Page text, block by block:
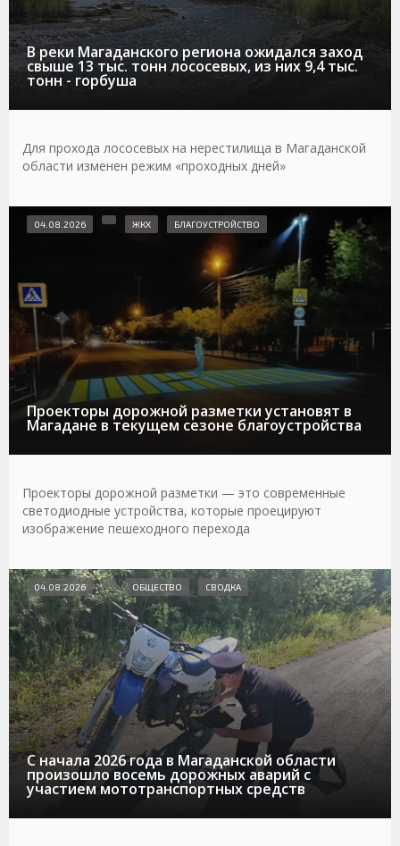
В реки Магаданского региона ожидался заход
свыше 13 тыс. тонн лососевых, из них 9,4 тыс.
тонн - горбуша
Для прохода лососевых на нерестилища в Магаданской
области изменен режим «проходных дней»
Проекторы дорожной разметки установят в
Магадане в текущем сезоне благоустройства
04.08.2026 ЖКХ БЛАГОУСТРОЙСТВО
Проекторы дорожной разметки — это современные
светодиодные устройства, которые проецируют
изображение пешеходного перехода
С начала 2026 года в Магаданской области
произошло восемь дорожных аварий с
участием мототранспортных средств
04.08.2026 ОБЩЕСТВО СВОДКА